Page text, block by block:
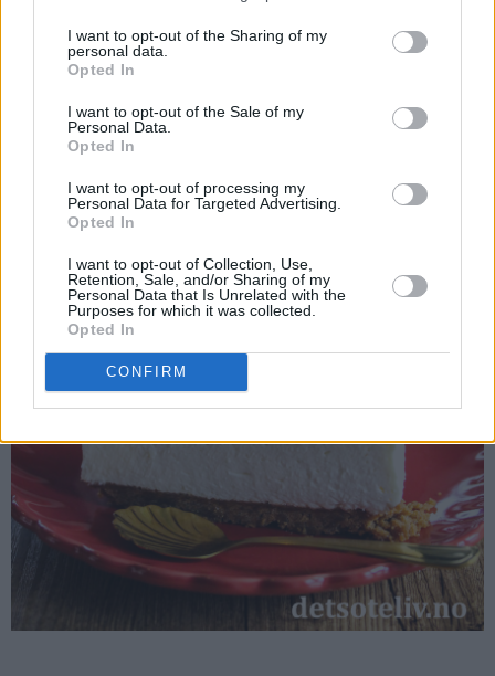
I want to opt-out of the Sharing of my
personal data.
Opted In
I want to opt-out of the Sale of my
Personal Data.
Opted In
I want to opt-out of processing my
Personal Data for Targeted Advertising.
Opted In
I want to opt-out of Collection, Use,
Retention, Sale, and/or Sharing of my
Personal Data that Is Unrelated with the
Purposes for which it was collected.
Opted In
CONFIRM